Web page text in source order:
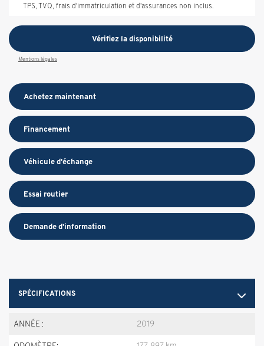
SPÉCIFICATIONS
ANNÉE : 2019
TPS, TVQ, frais d'immatriculation et d'assurances non inclus.
Vérifiez la disponibilité
Mentions légales
Achetez maintenant
Financement
Véhicule d'échange
Essai routier
Demande d'information